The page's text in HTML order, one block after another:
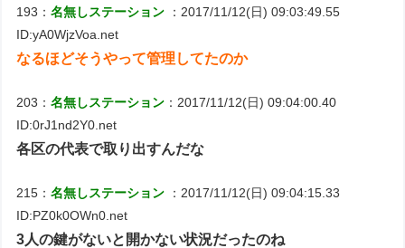
193：名無しステーション
：2017/11/12(日) 09:03:49.55
ID:yA0WjzVoa.net
なるほどそうやって管理してたのか
203：名無しステーション ：2017/11/12(日) 09:04:00.40
ID:0rJ1nd2Y0.net
各区の代表で取り出すんだな
215：名無しステーション
：2017/11/12(日) 09:04:15.33
ID:PZ0k0OWn0.net
3人の鍵がないと開かない状況だったのね